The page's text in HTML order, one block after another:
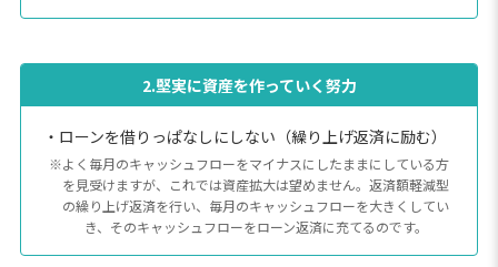
2.堅実に資産を作っていく努力
・ローンを借りっぱなしにしない（繰り上げ返済に励む）
※よく毎月のキャッシュフローをマイナスにしたままにしている方
を見受けますが、これでは資産拡大は望めません。返済額軽減型
の繰り上げ返済を行い、毎月のキャッシュフローを大きくしてい
き、そのキャッシュフローをローン返済に充てるのです。